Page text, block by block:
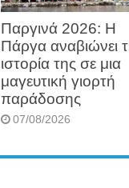
Παργινά 2026: Η
Πάργα αναβιώνει
ιστορία της σε μια
μαγευτική γιορτή
παράδοσης
07/08/2026